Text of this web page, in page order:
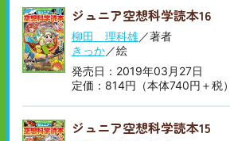
ジュニア空想科学読本16
柳田 理科雄／著者
きっか／絵
発売日：2019年03月27日
定価：814円（本体740円＋税）
ジュニア空想科学読本15